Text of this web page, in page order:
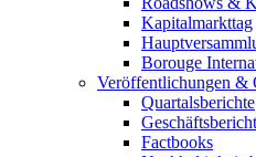
Kapitalmarkttag
Borouge
Veröffentlichungen &
Quartalsberichte
Factbooks